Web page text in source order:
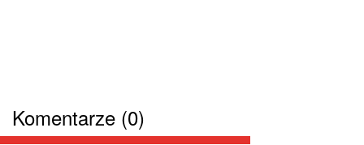
Komentarze (0)